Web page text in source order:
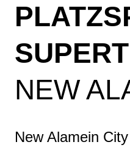
NEW
New Alamein